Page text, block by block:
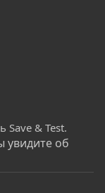
Save & Test.
увидите об